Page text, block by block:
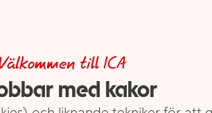
Välkommen till ICA
med kakor